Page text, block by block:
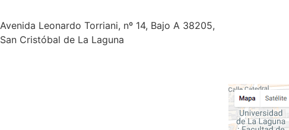
Avenida Leonardo Torriani, nº 14, Bajo A 38205,
San Cristóbal de La Laguna